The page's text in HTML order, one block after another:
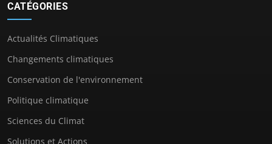
CATÉGORIES
Actualités Climatiques
Changements climatiques
Conservation de l'environnement
Politique climatique
Sciences du Climat
Solutions et Actions